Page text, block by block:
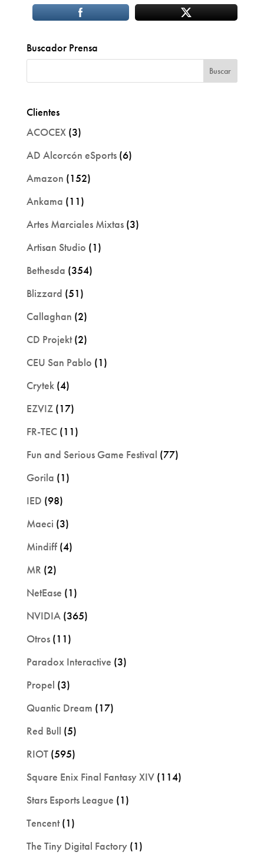
Buscador Prensa
Clientes
ACOCEX(3)
AD Alcorcón eSports(6)
Amazon (152)
Ankama (11)
Artes Marciales Mixtas(3)
Artisan Studio (1)
Bethesda (354)
Blizzard (51)
Callaghan (2)
CD Projekt(2)
CEU San Pablo (1)
Crytek(4)
EZVIZ(17)
FR-TEC(11)
Fun and Serious Game Festival (77)
Gorila (1)
IED (98)
Maeci (3)
Mindiff(4)
MR (2)
NetEase (1)
NVIDIA(365)
Otros(11)
Paradox Interactive (3)
Propel (3)
Quantic Dream (17)
Red Bull (5)
RIOT(595)
Square Enix Final Fantasy XIV(114)
Stars Esports League (1)
Tencent(1)
The Tiny Digital Factory(1)